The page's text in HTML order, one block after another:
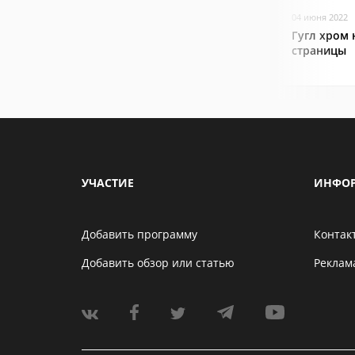
04 июня 2022
Гугл хром
страницы
УЧАСТИЕ
Добавить программу
Добавить обзор или статью